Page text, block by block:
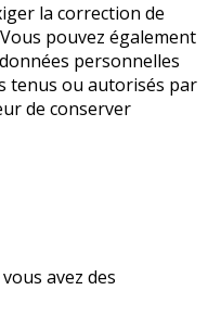
la correction de
pouvez également
personnelles
tenus ou autorisés par
de conserver
avez des